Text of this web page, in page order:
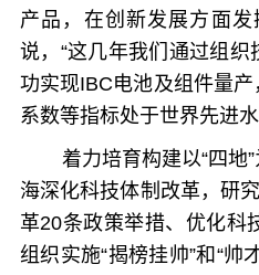
产品，在创新发展方面
说，“这几年我们通过组
功实现IBC电池及组件量
系数等指标处于世界先进
着力培育构建以“四地
海深化科技体制改革，研
革20条政策举措、优化科
组织实施“揭榜挂帅”和“帅